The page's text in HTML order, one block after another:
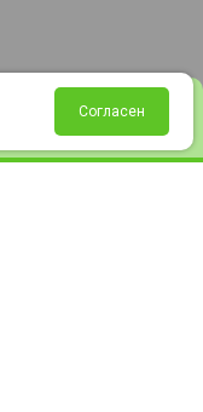
Избранное Корзина
Согласен